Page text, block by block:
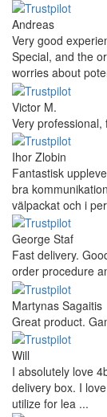
Andreas
Very good
Special, and the
worries about
Victor M.
Very professional,
Ihor Zlobin
Fantastisk
bra
välpackat och i
George Staf
Fast delivery.
order procedure
Martynas Sagaitis
Great product.
Will
I absolutely love
delivery box. I
utilize for lea ...